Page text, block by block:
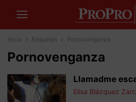
Inicio Etiquetas Pornovenganza
Pornovenganza
Llamadme
Elisa Blázquez